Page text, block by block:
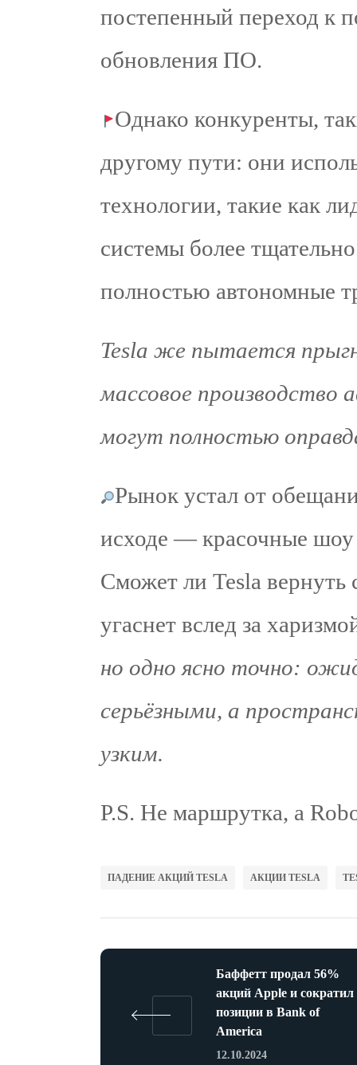
постепенный переход к
обновления ПО.
Однако конкуренты,
другому пути: они
технологии, такие как
системы более
полностью автономные
Tesla же пытается
массовое производство
могут полностью
Рынок устал от
исходе — красочные шоу
Сможет ли Tesla вернуть
угаснет вслед за
но одно ясно точно:
серьёзными, а
узким.
P.S. Не маршрутка, а
ПАДЕНИЕ АКЦИЙ TESLA АКЦИИ TESLA
Баффетт продал 56%
акций Apple и сократил
позиции в Bank of
America
12.10.2024